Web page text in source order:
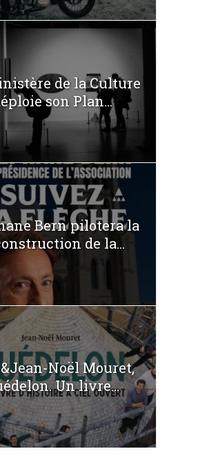
de la Culture
son Plan...
Bern pilotera la
de la...
Noël Mouret,
Un livre...